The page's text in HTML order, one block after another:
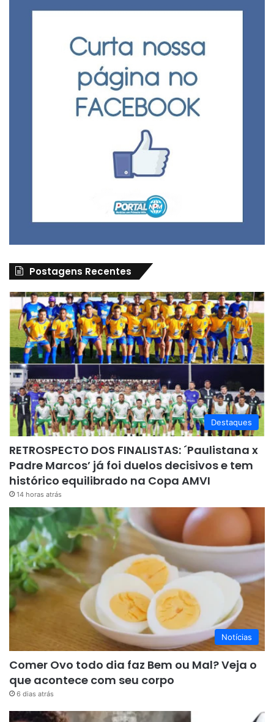
Postagens Recentes
Destaques
RETROSPECTO DOS FINALISTAS: ´Paulistana x
Padre Marcos’ já foi duelos decisivos e tem
histórico equilibrado na Copa AMVI
14 horas atrás
Notícias
Comer Ovo todo dia faz Bem ou Mal? Veja o
que acontece com seu corpo
6 dias atrás